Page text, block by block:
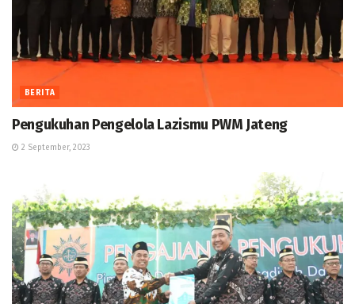
BERITA
Pengukuhan Pengelola Lazismu PWM Jateng
2 September, 2023